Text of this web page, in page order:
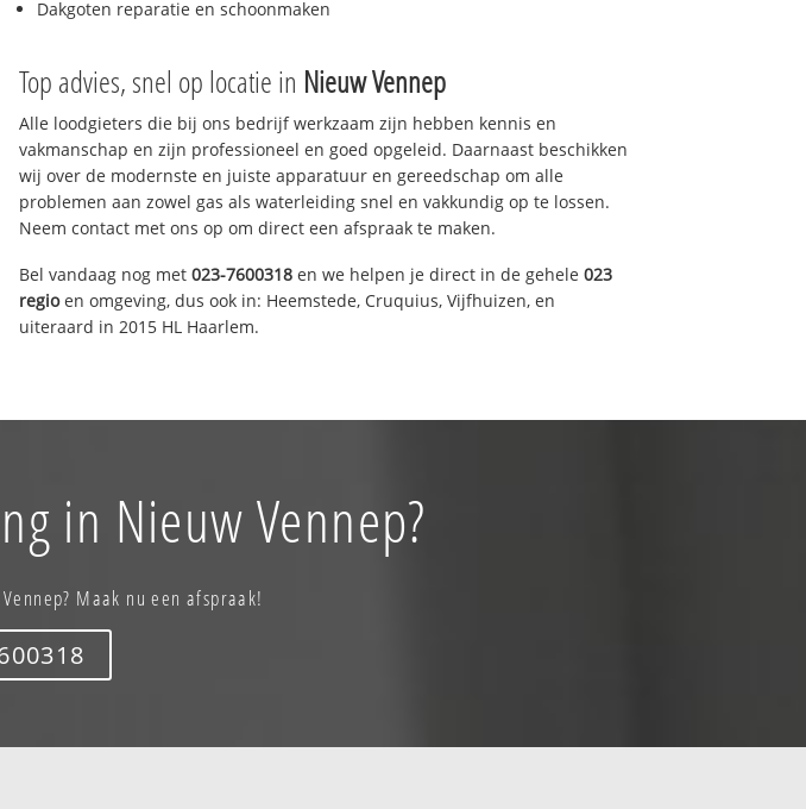
Dakgoten reparatie en schoonmaken
Top advies, snel op locatie in Nieuw Vennep
Alle loodgieters die bij ons bedrijf werkzaam zijn hebben kennis en
vakmanschap en zijn professioneel en goed opgeleid. Daarnaast beschikken
wij over de modernste en juiste apparatuur en gereedschap om alle
problemen aan zowel gas als waterleiding snel en vakkundig op te lossen.
Neem contact met ons op om direct een afspraak te maken.
Bel vandaag nog met 023-7600318 en we helpen je direct in de gehele 023
regioen omgeving, dus ook in: Heemstede, Cruquius, Vijfhuizen, en
uiteraard in 2015 HL Haarlem.
in Nieuw Vennep?
Maak nu een afspraak!